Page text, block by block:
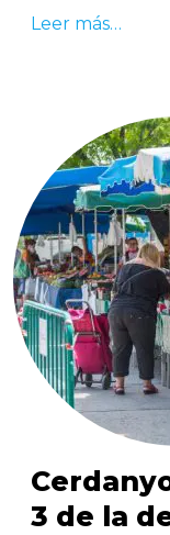
Leer más…
3 de la